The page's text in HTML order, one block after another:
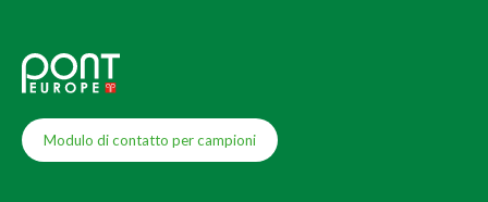
Modulo di contatto per campioni